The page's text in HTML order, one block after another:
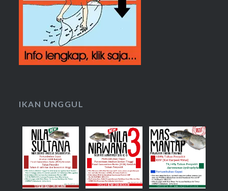
IKAN UNGGUL